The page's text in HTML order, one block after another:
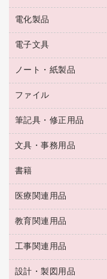
飲食雑貨用品
ハンドソープ・石鹸
トイレ用品
トイレ用洗剤
ティッシュペーパー
ダストボックス
タオル・アメニテ
スリッパ・サンダ
スポーツ・レジャー
ゴミ袋
キッチン用品
食品添加物製品
ラミネートフィル
ラミネータ
タイムレコーダー
シュレッダ
ＯＨＰ用品
テレビ・ＡＶ機器
電球・蛍光灯
乾電池・充電池
フィルム・カメラ
デスクライト
アルバム
電化製品
掃除機・クリーナー
空調・季節家電
その他電化製品
キッチン・調理家電
ＯＡタップ／延長コ
電子文具
電卓
ラベルテープ
その他電子文具
ノート・紙製品
封筒
伝票
典礼用品
帳簿
額縁
各種用紙
ルーズリーフ
バインダーノート
ファイル
名刺整理用品
板目表紙・綴込表紙
背幅が伸びるファ
統一伝票用ファイル
収納保存用品
レターファイル
リングファイル
プレゼン用ファイル
筆記具・修正用品
万年筆
消しゴム
修正液・修正ペン
修正テープ
鉛筆
マーキングペン（油
文具・事務用品
輪ゴム
両面テープ
名札
保管・整理用品
壁面／足元収納
書籍
パソコンソフト
医療関連用品
保健用品
使い捨て手袋
感染症対策用品
教育関連用品
教育関連用品
工事関連用品
工事関連用品
設計・製図用品